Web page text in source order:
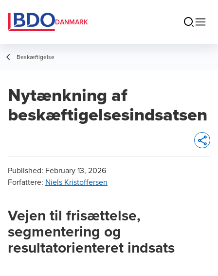
DANMARK
Beskæftigelse
Nytænkning af
beskæftigelsesindsatsen
Published: February 13, 2026
Forfattere: Niels Kristoffersen
Vejen til frisættelse,
segmentering og
resultatorienteret indsats